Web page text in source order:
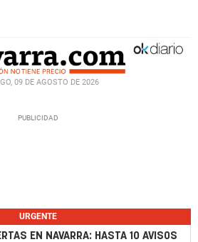
09 DE AGOSTO DE 2026
URGENTE
EN NAVARRA: HASTA 10 AVISOS